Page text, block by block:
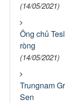
(14/05/2021)
Ông chủ
ròng
(14/05/2021)
Trungnam
Sen